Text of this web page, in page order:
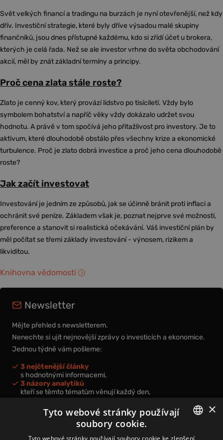
Svět velkých financí a tradingu na burzách je nyní otevřenější, než kdy
dřív. Investiční strategie, které byly dříve výsadou malé skupiny
finančníků, jsou dnes přístupné každému, kdo si zřídí účet u brokera,
kterých je celá řada. Než se ale investor vrhne do světa obchodování
akcií, měl by znát základní termíny a principy.
Proč cena zlata stále roste?
Zlato je cenný kov, který provází lidstvo po tisíciletí. Vždy bylo
symbolem bohatství a napříč věky vždy dokázalo udržet svou
hodnotu. A právě v tom spočívá jeho přitažlivost pro investory. Je to
aktivum, které dlouhodobě obstálo přes všechny krize a ekonomické
turbulence. Proč je zlato dobrá investice a proč jeho cena dlouhodobě
roste?
Jak začít investovat
Investování je jedním ze způsobů, jak se účinně bránit proti inflaci a
ochránit své peníze. Základem však je, poznat nejprve své možnosti,
preference a stanovit si realistická očekávání. Váš investiční plán by
měl počítat se třemi základy investování - výnosem, rizikem a
likviditou.
Knihovna vědomostí
Newsletter
Mějte přehled s newsletterem.
Nenechte si ujít nejnovější zprávy o investicích a ekonomice.
Jednou týdně vám pošleme:
3 nejčtenější články
s hodnotnými informacemi,
3 názory analytiků
kteří se těmto tématům věnují každý den,
nová videa a podcasty
k prohloubení vašich znalostí.
CZECH
×
Tyto webové stránky používají
soubory cookie.
Tyto webové stránky používají soubory cookie ke zlepšení